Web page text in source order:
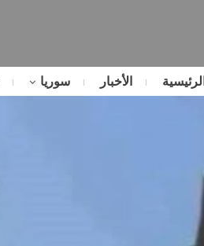
الرئيسية الأخبار سوريا